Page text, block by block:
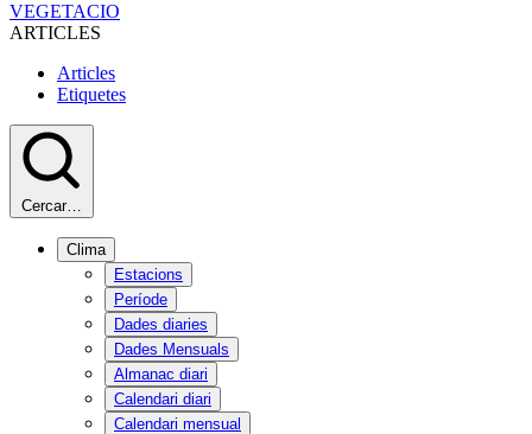
VEGETACIO
ARTICLES
Articles
Etiquetes
Cercar…
Clima
Estacions
Període
Dades diaries
Dades Mensuals
Almanac diari
Calendari diari
Calendari mensual